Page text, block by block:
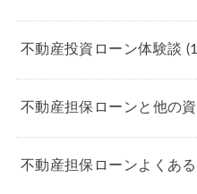
不動産投資ローン体験談
不動産担保ローンと他の
不動産担保ローンよくあ